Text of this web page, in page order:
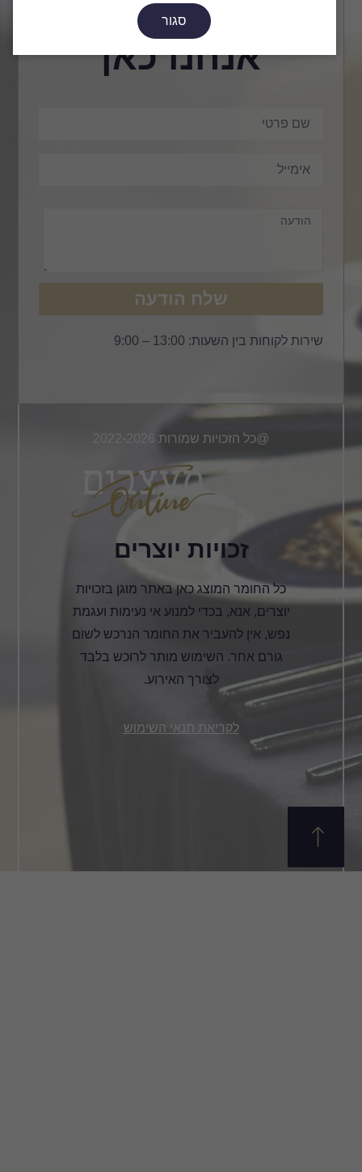
סגור
אנחנו כאן
שלח הודעה
שירות לקוחות בין השעות: 13:00 – 9:00
@כל הזכויות שמורות 2022-2026
זכויות יוצרים
כל החומר המוצג כאן באתר מוגן בזכויות
יוצרים, אנא, בכדי למנוע אי נעימות ועגמת
נפש, אין להעביר את החומר הנרכש לשום
גורם אחר. השימוש מותר לרוכש בלבד
לצורך האירוע.
לקריאת תנאי השימוש